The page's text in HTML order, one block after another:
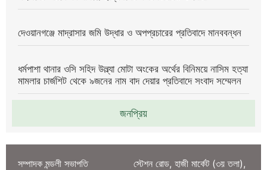
জনপ্রিয়
দেওয়ানগঞ্জে মাদ্রাসার জমি উদ্ধার ও অপপ্রচারের প্রতিবাদে মানববন্ধন
ধর্মপাশা থানার ওসি সহিদ উল্ল্যা মোটা অংকের অর্থের বিনিময়ে নাসিম হত্যা
মামলার চার্জশিট থেকে ৯জনের নাম বাদ দেয়ার প্রতিবাদে সংবাদ সম্মেলন
সম্পাদক মন্ডলী সভাপতি
স্টেশন রোড, হাজী মার্কেট (৩য় তলা),